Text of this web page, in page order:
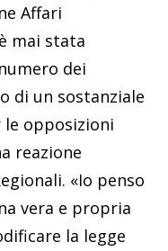
Affari
mai stata
dei
di un sostanziale
le opposizioni
reazione
«Io penso
vera e propria
la legge